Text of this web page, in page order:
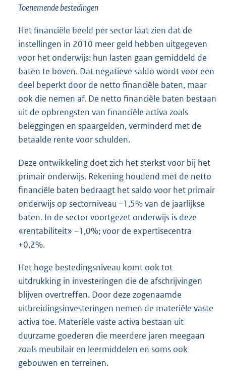
Toenemende bestedingen
Het financiële beeld per sector laat zien dat de
instellingen in 2010 meer geld hebben uitgegeven
voor het onderwijs: hun lasten gaan gemiddeld de
baten te boven. Dat negatieve saldo wordt voor een
deel beperkt door de netto financiële baten, maar
ook die nemen af. De netto financiële baten bestaan
uit de opbrengsten van financiële activa zoals
beleggingen en spaargelden, verminderd met de
betaalde rente voor schulden.
Deze ontwikkeling doet zich het sterkst voor bij het
primair onderwijs. Rekening houdend met de netto
financiële baten bedraagt het saldo voor het primair
onderwijs op sectorniveau –1,5% van de jaarlijkse
baten. In de sector voortgezet onderwijs is deze
«rentabiliteit» –1,0%; voor de expertisecentra
+0,2%.
Het hoge bestedingsniveau komt ook tot
uitdrukking in investeringen die de afschrijvingen
blijven overtreffen. Door deze zogenaamde
uitbreidingsinvesteringen nemen de materiële vaste
activa toe. Materiële vaste activa bestaan uit
duurzame goederen die meerdere jaren meegaan
zoals meubilair en leermiddelen en soms ook
gebouwen en terreinen.